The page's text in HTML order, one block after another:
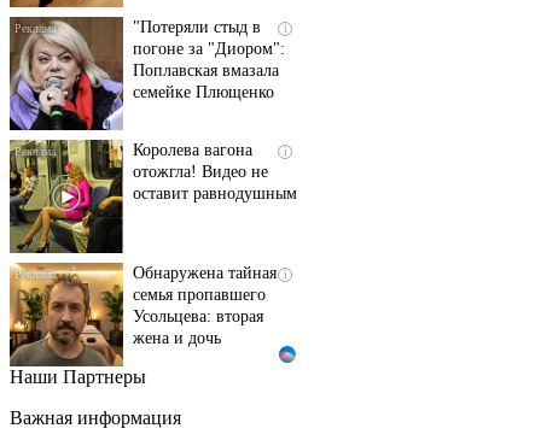
"Потеряли стыд в
погоне за "Диором":
Поплавская вмазала
семейке Плющенко
Королева вагона
отожгла! Видео не
оставит равнодушным
Обнаружена тайная
семья пропавшего
Усольцева: вторая
жена и дочь
Взломали Telegram
нашлось в переписках
Наши Партнеры
Важная информация